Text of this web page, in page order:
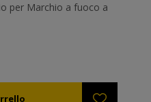
per Marchio a fuoco a